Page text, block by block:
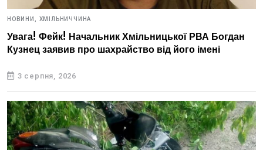
НОВИНИ, ХМІЛЬНИЧЧИНА
Увага! Фейк! Начальник Хмільницької РВА Богдан
Кузнец заявив про шахрайство від його імені
3 серпня, 2026